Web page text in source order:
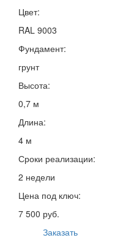
Цвет:
RAL 9003
Фундамент:
грунт
Высота:
0,7 м
Длина:
4 м
Сроки реализации:
2 недели
Цена под ключ:
7 500 руб.
Заказать